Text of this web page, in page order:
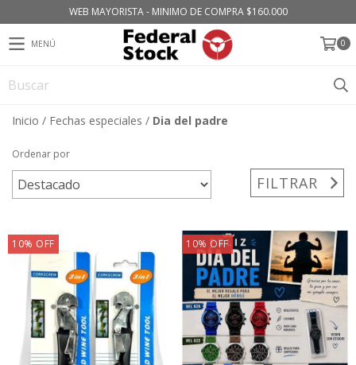
WEB MAYORISTA - MINIMO DE COMPRA $160.000
MENÚ 0
Inicio / Fechas especiales / Dia del padre
Ordenar por
FILTRAR
10% OFF 10% OFF